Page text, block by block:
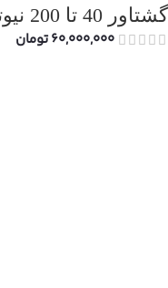
گشتاور 40 تا 200 نیوتن
60,000,000تومان